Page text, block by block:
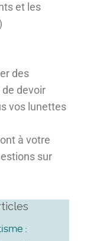
et les
des
de devoir
vos lunettes
à votre
sur
: